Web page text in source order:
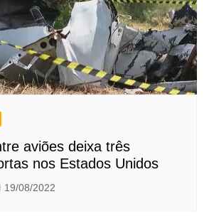
aviões deixa três
nos Estados Unidos
19/08/2022